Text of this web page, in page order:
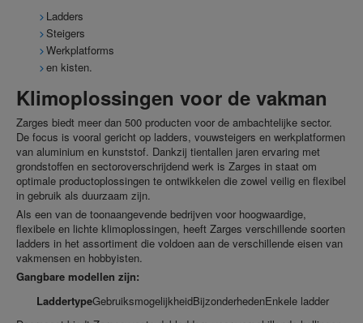
Ladders
Steigers
Werkplatforms
en kisten.
Klimoplossingen voor de vakman
Zarges biedt meer dan 500 producten voor de ambachtelijke sector.
De focus is vooral gericht op ladders, vouwsteigers en werkplatformen
van aluminium en kunststof. Dankzij tientallen jaren ervaring met
grondstoffen en sectoroverschrijdend werk is Zarges in staat om
optimale productoplossingen te ontwikkelen die zowel veilig en flexibel
in gebruik als duurzaam zijn.
Als een van de toonaangevende bedrijven voor hoogwaardige,
flexibele en lichte klimoplossingen, heeft Zarges verschillende soorten
ladders in het assortiment die voldoen aan de verschillende eisen van
vakmensen en hobbyisten.
Gangbare modellen zijn:
LaddertypeGebruiksmogelijkheidBijzonderhedenEnkele ladder